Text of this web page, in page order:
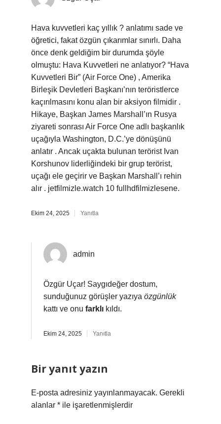
Hava kuvvetleri kaç yıllık ? anlatımı sade ve
öğretici, fakat özgün çıkarımlar sınırlı. Daha
önce denk geldiğim bir durumda şöyle
olmuştu: Hava Kuvvetleri ne anlatıyor? “Hava
Kuvvetleri Bir” (Air Force One) , Amerika
Birleşik Devletleri Başkanı’nın teröristlerce
kaçırılmasını konu alan bir aksiyon filmidir .
Hikaye, Başkan James Marshall’ın Rusya
ziyareti sonrası Air Force One adlı başkanlık
uçağıyla Washington, D.C.’ye dönüşünü
anlatır . Ancak uçakta bulunan terörist Ivan
Korshunov liderliğindeki bir grup terörist,
uçağı ele geçirir ve Başkan Marshall’ı rehin
alır . jetfilmizle.watch 10 fullhdfilmizlesene.
Ekim 24, 2025 Yanıtla
admin
Özgür Uçar! Saygıdeğer dostum,
sunduğunuz görüşler yazıya özgünlük
kattı ve onu farklı kıldı.
Ekim 24, 2025 Yanıtla
Bir yanıt yazın
E-posta adresiniz yayınlanmayacak. Gerekli
alanlar * ile işaretlenmişlerdir